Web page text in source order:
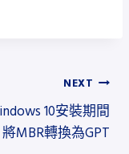
NEXT
10安裝期間
將MBR轉換為GPT